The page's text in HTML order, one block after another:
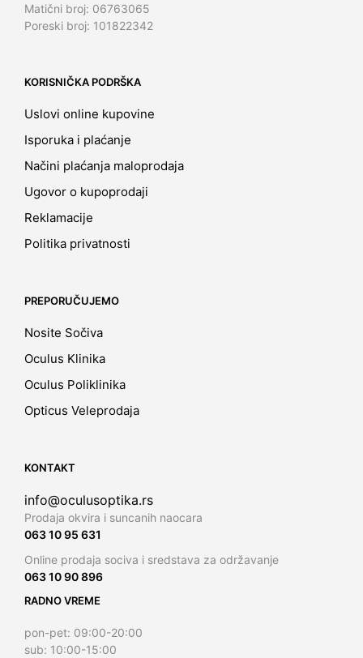
Matični broj: 06763065
Poreski broj: 101822342
KORISNIČKA PODRŠKA
Uslovi online kupovine
Isporuka i plaćanje
Načini plaćanja maloprodaja
Ugovor o kupoprodaji
Reklamacije
Politika privatnosti
PREPORUČUJEMO
Nosite Sočiva
Oculus Klinika
Oculus Poliklinika
Opticus Veleprodaja
KONTAKT
info@oculusoptika.rs
Prodaja okvira i suncanih naocara
063 10 95 631
Online prodaja sociva i sredstava za održavanje
063 10 90 896
RADNO VREME
pon-pet: 09:00-20:00
sub: 10:00-15:00